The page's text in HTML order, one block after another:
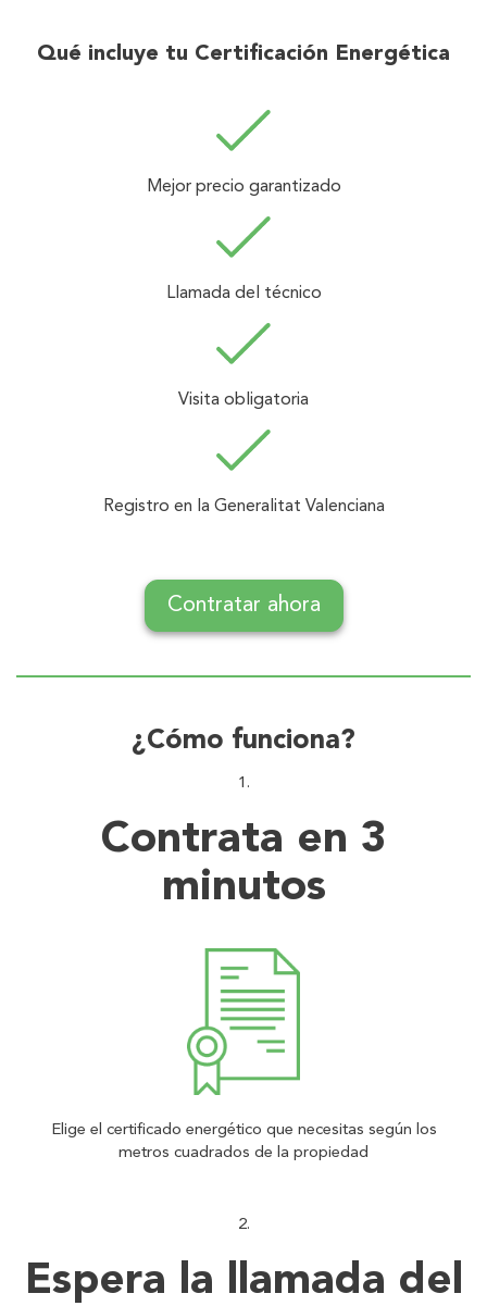
Qué incluye tu Certificación Energética
Mejor precio garantizado
Llamada del técnico
Visita obligatoria
Registro en la Generalitat Valenciana
Contratar ahora
¿Cómo funciona?
Contrata en 3
minutos
Elige el certificado energético que necesitas según los
metros cuadrados de la propiedad
Espera la llamada del